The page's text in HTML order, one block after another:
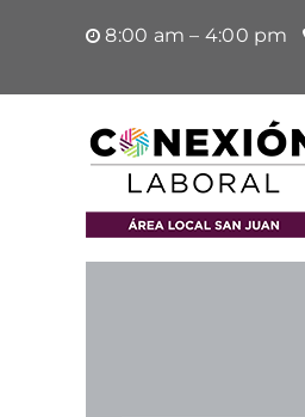
8:00 am – 4:00 pm